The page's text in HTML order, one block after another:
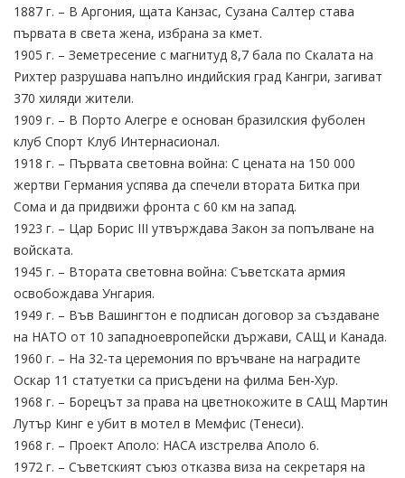
1887 г. – В Аргония, щата Канзас, Сузана Салтер става
първата в света жена, избрана за кмет.
1905 г. – Земетресение с магнитуд 8,7 бала по Скалата на
Рихтер разрушава напълно индийския град Кангри, загиват
370 хиляди жители.
1909 г. – В Порто Алегре е основан бразилския фуболен
клуб Спорт Клуб Интернасионал.
1918 г. – Първата световна война: С цената на 150 000
жертви Германия успява да спечели втората Битка при
Сома и да придвижи фронта с 60 км на запад.
1923 г. – Цар Борис III утвърждава Закон за попълване на
войската.
1945 г. – Втората световна война: Съветската армия
освобождава Унгария.
1949 г. – Във Вашингтон е подписан договор за създаване
на НАТО от 10 западноевропейски държави, САЩ и Канада.
1960 г. – На 32-та церемония по връчване на наградите
Оскар 11 статуетки са присъдени на филма Бен-Хур.
1968 г. – Борецът за права на цветнокожите в САЩ Мартин
Лутър Кинг е убит в мотел в Мемфис (Тенеси).
1968 г. – Проект Аполо: НАСА изстрелва Аполо 6.
1972 г. – Съветският съюз отказва виза на секретаря на